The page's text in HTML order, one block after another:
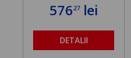
57627 lei
DETALII